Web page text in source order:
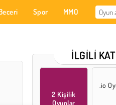
Spor MMO
İLGILI
2 Kişilik
Oyunlar
.io